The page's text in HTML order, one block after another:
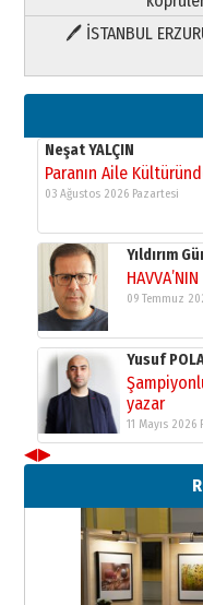
🖊 İSTANBUL
Yusuf
yazar
11 Mayıs
Neşat YALÇIN
Paranın Aile
03 Ağustos 2026 Pazartesi
Yıldırım
09 Temmuz
Yusuf
yazar
11 Mayıs 2026
Neşat YALÇIN
Paranın Aile
03 Ağustos 2026 Pazartesi
Yıldırım
◀▶